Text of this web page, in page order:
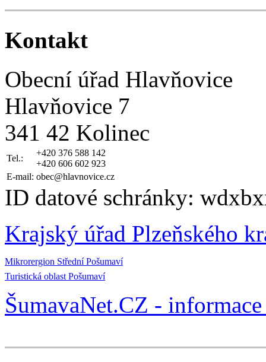
Kontakt
Obecní úřad Hlavňovice
Hlavňovice 7
341 42 Kolinec
Tel.:
+420 376 588 142
+420 606 602 923
E-mail: obec@hlavnovice.cz
ID datové schránky:
Krajský úřad Plzeňského
Mikrorergion Střední Pošumaví
Turistická oblast Pošumaví
ŠumavaNet.CZ -